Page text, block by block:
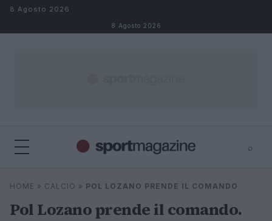
Salta al contenuto
8 Agosto 2026
8 Agosto 2026
⌕
Cerca
⌕
HOME » CALCIO » POL LOZANO PRENDE IL COMANDO
Pol Lozano prende il comando.